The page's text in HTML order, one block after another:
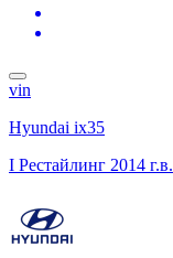
vin
Hyundai ix35
I Рестайлинг 2014 г.в.